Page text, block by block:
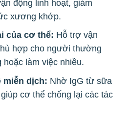
động linh hoạt, giảm
xương khớp.
của cơ thể: Hỗ trợ vận
hợp cho người thường
hoặc làm việc nhiều.
miễn dịch: Nhờ IgG từ sữa
cơ thể chống lại các tác